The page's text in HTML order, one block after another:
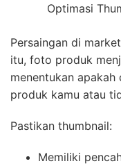
Optimasi
Persaingan di
itu, foto produk
menentukan
produk kamu atau
Pastikan thumbnail:
Memiliki